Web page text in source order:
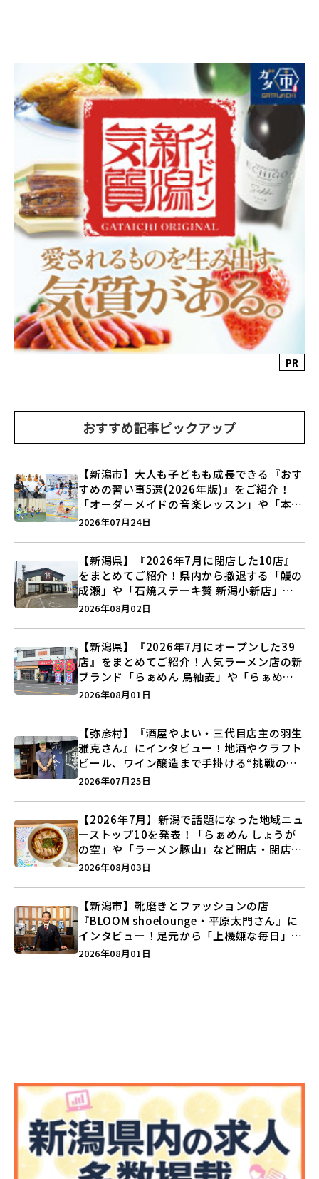
PR
おすすめ記事ピックアップ
【新潟市】大人も子どもも成長できる『おす
すめの習い事5選(2026年版)』をご紹介！
「オーダーメイドの音楽レッスン」や「本格
キックボクシング」で新しい自分を見つけよ
2026年07月24日
【新潟県】『2026年7月に閉店した10店』
をまとめてご紹介！県内から撤退する「鰻の
成瀬」や「石焼ステーキ贅 新潟小新店」が
営業に幕…。
2026年08月02日
【新潟県】『2026年7月にオープンした39
店』をまとめてご紹介！人気ラーメン店の新
ブランド「らぁめん 鳥紬麦」や「らぁめん
しょうがの空」など盛りだくさん♪
2026年08月01日
【弥彦村】『酒屋やよい・三代目店主の羽生
雅克さん』にインタビュー！地酒やクラフト
ビール、ワイン醸造まで手掛ける“挑戦の歴
史”に迫る♪
2026年07月25日
【2026年7月】新潟で話題になった地域ニュ
ーストップ10を発表！「らぁめん しょうが
の空」や「ラーメン豚山」など開店・閉店の
注目記事をランキングでご紹介♪
2026年08月03日
【新潟市】靴磨きとファッションの店
『BLOOM shoelounge・平原太門さん』に
インタビュー！足元から「上機嫌な毎日」を
つくる装いの提案とは？
2026年08月01日